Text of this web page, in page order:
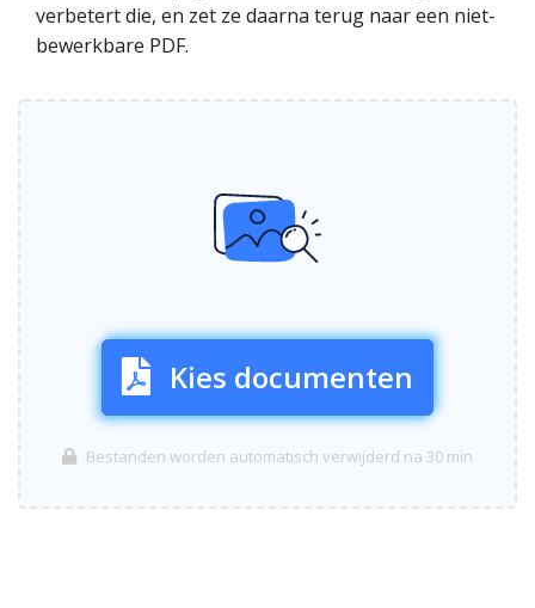
verbetert die, en zet ze daarna terug naar een niet-
bewerkbare PDF.
Kies documenten
Bestanden worden automatisch verwijderd na 30 min